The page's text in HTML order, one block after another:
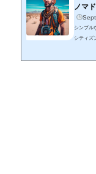
ノマ
シンプル
シティズ